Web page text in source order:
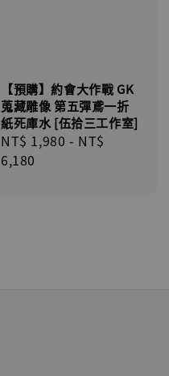
【預購】約會大作戰 GK
蒐藏雕像 第五彈鳶一折
紙死庫水 [伍拾三工作室]
Regular
price
NT$ 1,980 - NT$
6,180